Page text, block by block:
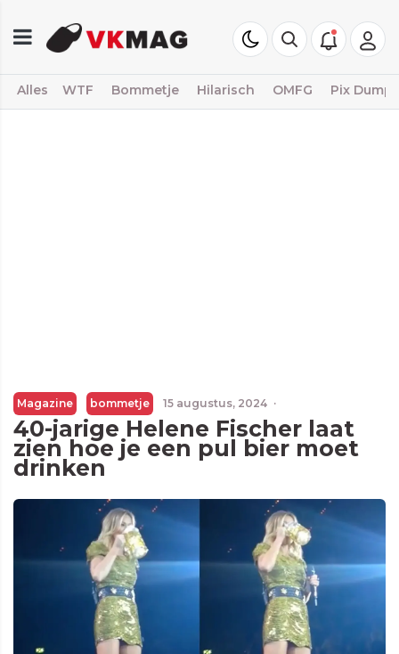
Alles WTF Bommetje Hilarisch OMFG Pix Dump
Magazine bommetje 15 augustus, 2024 ·
40-jarige Helene Fischer laat
zien hoe je een pul bier moet
drinken